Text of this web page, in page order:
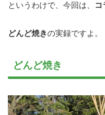
というわけで、今回は、 コ
どんど焼きの実録ですよ。
どんど焼き